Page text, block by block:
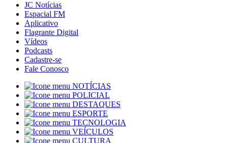
JC Notícias
Espacial FM
Aplicativo
Flagrante Digital
Vídeos
Podcasts
Cadastre-se
Fale Conosco
NOTÍCIAS
POLICIAL
DESTAQUES
ESPORTE
TECNOLOGIA
VEÍCULOS
CULTURA